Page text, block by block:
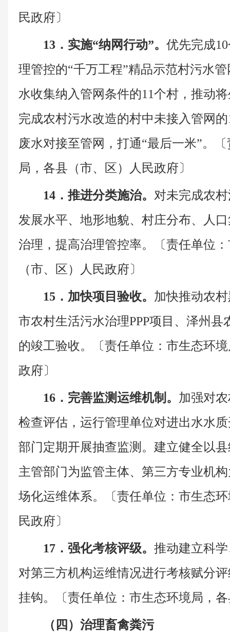
民政府〕
13．实施“纳网行动”。 优先完成
理管控的“千万工程”精品示范村污水
水收集纳入管网条件的11个村，推动
完成农村污水改造的村中未接入管网
废水对接至管网，打通“最后一米”。
局，各县（市、区）人民政府〕
14．推进分类施治。 对未完成农
发展水平、地形地貌、村庄分布、人
治理，提高治理管控率。〔责任单位
（市、区）人民政府〕
15．加快项目验收。 加快推动农
市农村生活污水治理PPP项目、泽州县
的竣工验收。〔责任单位：市生态环
政府〕
16．完善监测运维机制。 加强对
检查评估，运行管理单位对进出水水
部门定期开展抽查监测。建立健全以
主管部门为监管主体、第三方专业机
场化运维体系。〔责任单位：市生态
民政府〕
17．强化考核评级。 推动建立科
对第三方机构运维情况进行考核赋分
挂钩。〔责任单位：市生态环境局，
（四）治理畜禽粪污